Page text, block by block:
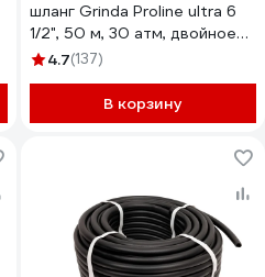
шланг Grinda Proline ultra 6
1/2", 50 м, 30 атм, двойное
армирование 429009-1/2-
4.7(137)
В корзину